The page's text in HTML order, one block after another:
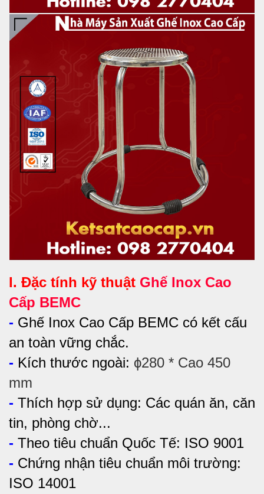
I. Đặc tính kỹ thuật Ghế Inox Cao
Cấp BEMC
- Ghế Inox Cao Cấp BEMC có kết cấu
an toàn vững chắc.
- Kích thước ngoài: ϕ280 * Cao 450
mm
- Thích hợp sử dụng: Các quán ăn, căn
tin, phòng chờ...
- Theo tiêu chuẩn Quốc Tế: ISO 9001
- Chứng nhận tiêu chuẩn môi trường:
ISO 14001